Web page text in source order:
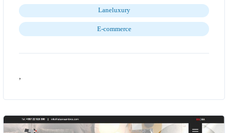
Laneluxury
E-commerce
,